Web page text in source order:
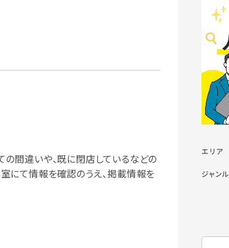
の間違いや、既に閉店しているなどの
にて情報を確認のうえ、掲載情報を
エリア
ジャンル